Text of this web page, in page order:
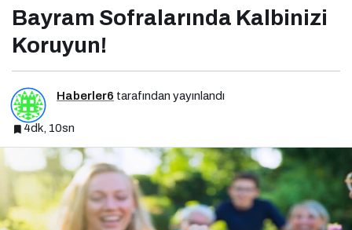
Bayram Sofralarında Kalbinizi
Koruyun!
Haberler6 tarafından yayınlandı
4dk, 10sn